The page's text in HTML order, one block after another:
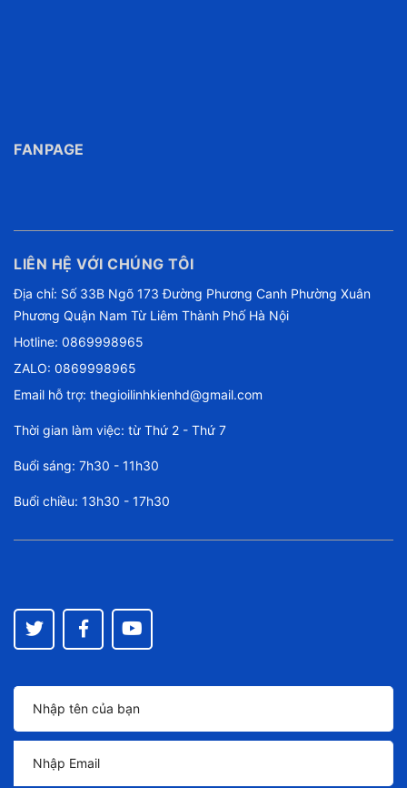
FANPAGE
LIÊN HỆ VỚI CHÚNG TÔI
Địa chỉ: Số 33B Ngõ 173 Đường Phương Canh Phường Xuân
Phương Quận Nam Từ Liêm Thành Phố Hà Nội
Hotline: 0869998965
ZALO: 0869998965
Email hỗ trợ: thegioilinhkienhd@gmail.com
Thời gian làm việc: từ Thứ 2 - Thứ 7
Buổi sáng: 7h30 - 11h30
Buổi chiều: 13h30 - 17h30